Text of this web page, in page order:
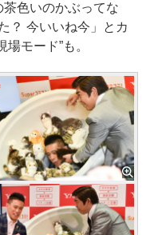
色いのかぶってな
？ 今いいね今」とカ
モード”も。